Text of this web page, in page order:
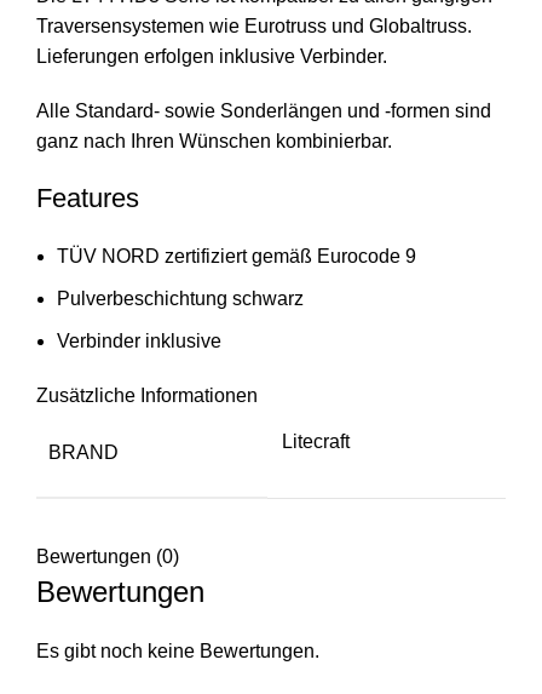
Traversensystemen wie Eurotruss und Globaltruss.
Lieferungen erfolgen inklusive Verbinder.
Alle Standard- sowie Sonderlängen und -formen sind
ganz nach Ihren Wünschen kombinierbar.
Features
TÜV NORD zertifiziert gemäß Eurocode 9
Pulverbeschichtung schwarz
Verbinder inklusive
Zusätzliche Informationen
BRAND
Litecraft
Bewertungen (0)
Bewertungen
Es gibt noch keine Bewertungen.